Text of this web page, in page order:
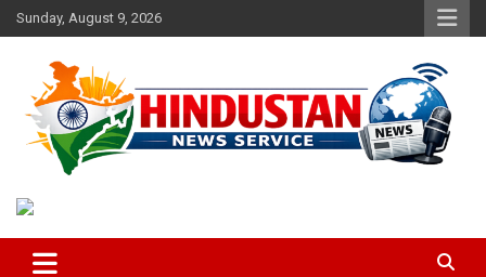
Skip
to
Sunday, August 9, 2026
Hindustan News Service